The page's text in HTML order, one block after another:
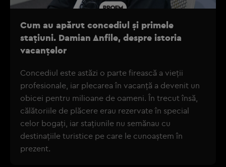
Cum au apărut concediul și primele
stațiuni. Damian Anfile, despre istoria
vacanțelor
Concediul este astăzi o parte firească a vieții
profesionale, iar plecarea în vacanță a devenit un
obicei pentru milioane de oameni. În trecut însă,
călătoriile de plăcere erau rezervate în special
celor bogați, iar stațiunile nu semănau cu
destinațiile turistice pe care le cunoaștem în
prezent.